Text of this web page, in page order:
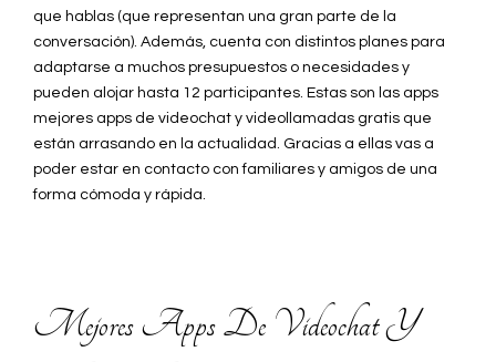
que hablas (que representan una gran parte de la
conversación). Además, cuenta con distintos planes para
adaptarse a muchos presupuestos o necesidades y
pueden alojar hasta 12 participantes. Estas son las apps
mejores apps de videochat y videollamadas gratis que
están arrasando en la actualidad. Gracias a ellas vas a
poder estar en contacto con familiares y amigos de una
forma cómoda y rápida.
Mejores Apps De Videochat Y